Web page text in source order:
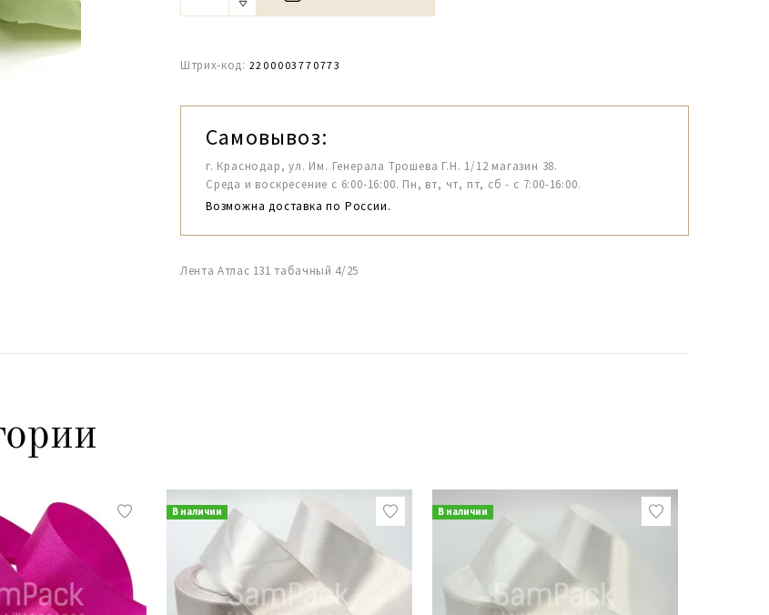
Штрих-код: 2200003770773
Самовывоз:
г. Краснодар, ул. Им. Генерала Трошева Г.Н. 1/12 магазин 38.
Среда и воскресение с 6:00-16:00. Пн, вт, чт, пт, сб - с 7:00-16:00.
Возможна доставка по России.
Лента Атлас 131 табачный 4/25
В наличии В наличии